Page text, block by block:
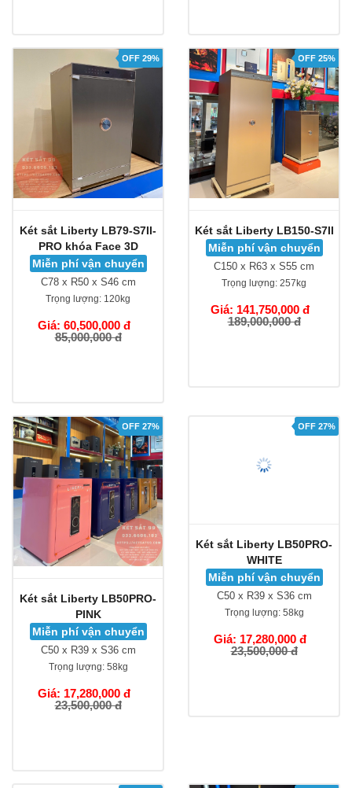
OFF 29%
Két sắt Liberty LB79-S7II-
PRO khóa Face 3D
Miễn phí vận chuyển
C78 x R50 x S46 cm
Trọng lượng: 120kg
Giá: 60,500,000 đ
85,000,000 đ
OFF 25%
Két sắt Liberty LB150-S7II
Miễn phí vận chuyển
C150 x R63 x S55 cm
Trọng lượng: 257kg
Giá: 141,750,000 đ
189,000,000 đ
OFF 27%
Két sắt Liberty LB50PRO-
PINK
Miễn phí vận chuyển
C50 x R39 x S36 cm
Trọng lượng:58kg
Giá: 17,280,000 đ
23,500,000 đ
OFF 27%
Két sắt Liberty LB50PRO-
WHITE
Miễn phí vận chuyển
C50 x R39 x S36 cm